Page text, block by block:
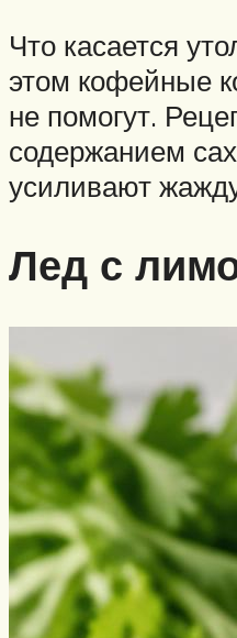
Что касается
этом кофейные
не помогут.
содержанием
усиливают
Лед с